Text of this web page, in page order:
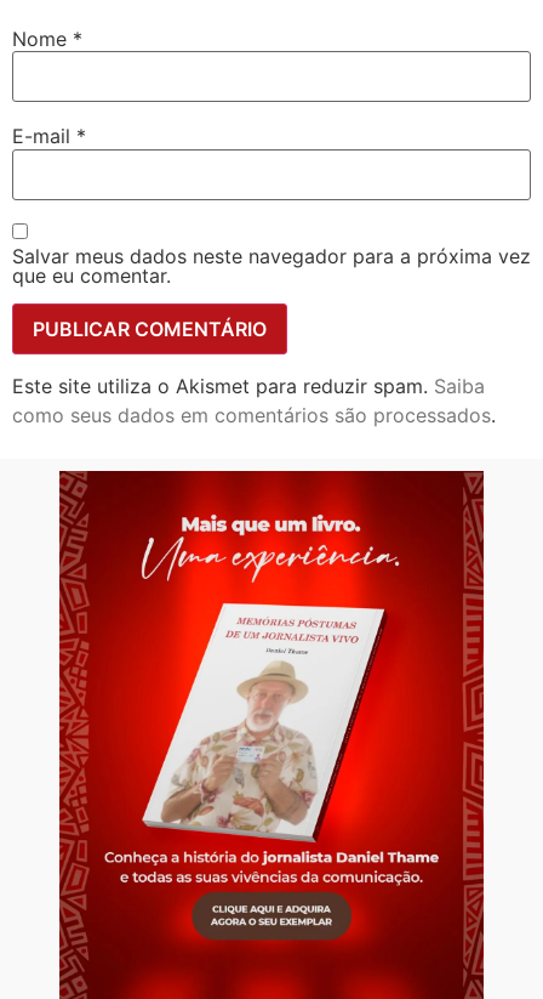
Nome *
E-mail *
Salvar meus dados neste navegador para a próxima vez
que eu comentar.
Este site utiliza o Akismet para reduzir spam. Saiba
como seus dados em comentários são processados.